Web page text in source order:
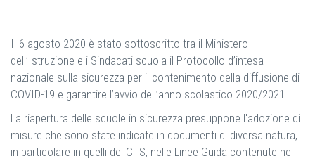
Il 6 agosto 2020 è stato sottoscritto tra il Ministero
dell’Istruzione e i Sindacati scuola il Protocollo d’intesa
nazionale sulla sicurezza per il contenimento della diffusione di
COVID-19 e garantire l’avvio dell’anno scolastico 2020/2021.
La riapertura delle scuole in sicurezza presuppone l'adozione di
misure che sono state indicate in documenti di diversa natura,
in particolare in quelli del CTS, nelle Linee Guida contenute nel